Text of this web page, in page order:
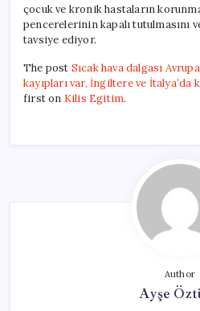
çocuk ve kronik hastaların
pencerelerinin kapalı tutulmasını
tavsiye ediyor.
The post Sıcak hava dalgası
kayıpları var, İngiltere ve İtalya’da
first on Kilis Egitim.
Author
Ayşe